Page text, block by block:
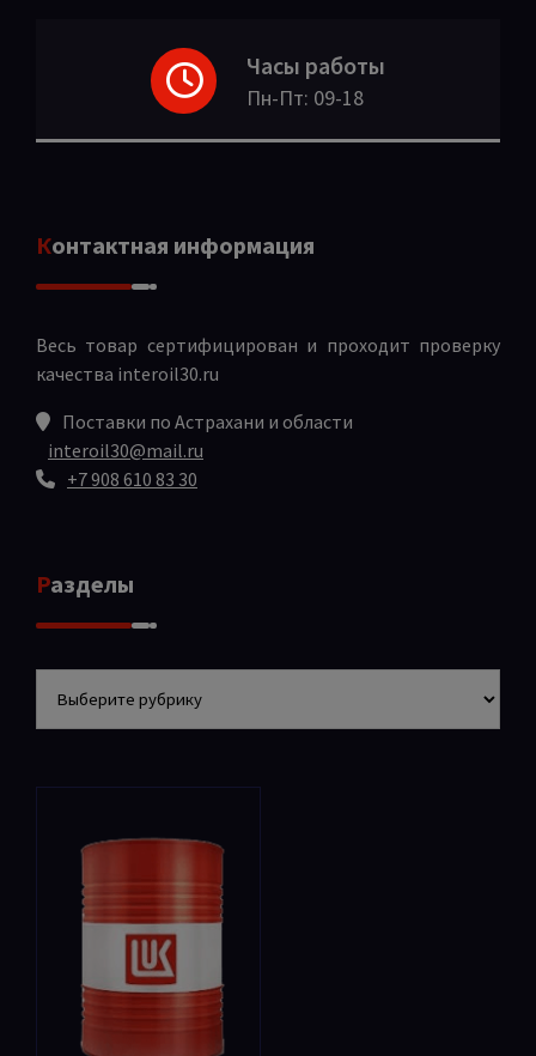
Часы работы
Пн-Пт: 09-18
Контактная информация
Весь товар сертифицирован и проходит проверку
качества interoil30.ru
Поставки по Астрахани и области
interoil30@mail.ru
+7 908 610 83 30
Разделы